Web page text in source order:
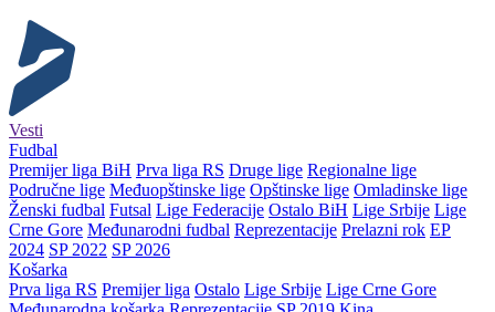
Vesti
Fudbal
Premijer liga BiH Prva liga RS Druge lige Regionalne lige
Područne lige Međuopštinske lige Opštinske lige Omladinske lige
Ženski fudbal Futsal Lige Federacije Ostalo BiH Lige Srbije Lige
Crne Gore Međunarodni fudbal Reprezentacije Prelazni rok EP
2024 SP 2022 SP 2026
Košarka
Prva liga RS Premijer liga Ostalo Lige Srbije Lige Crne Gore